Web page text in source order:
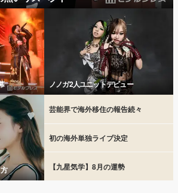
ノノガ2人ユニットデビュー
芸能界で海外移住の報告続々
初の海外単独ライブ決定
【九星気学】8月の運勢